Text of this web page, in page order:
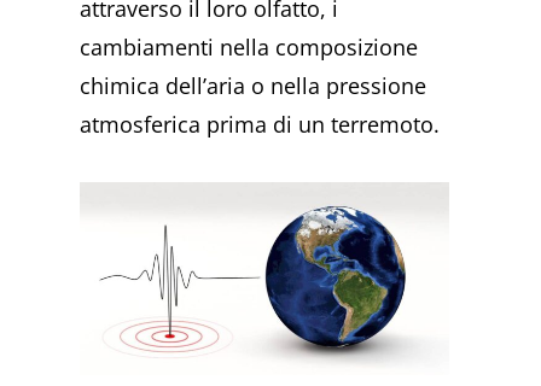
attraverso il loro olfatto, i
cambiamenti nella composizione
chimica dell’aria o nella pressione
atmosferica prima di un terremoto.